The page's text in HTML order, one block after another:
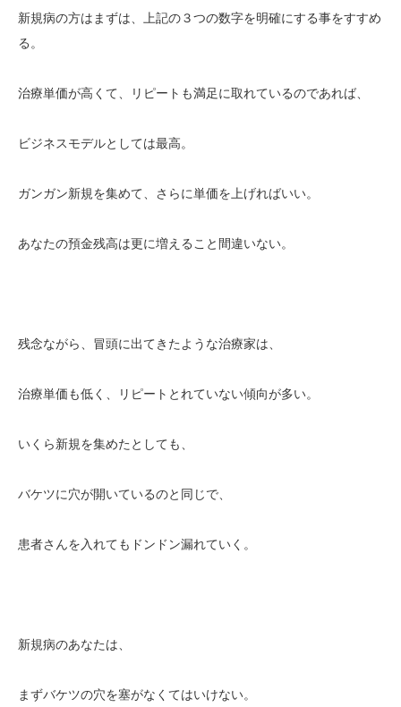
新規病の方はまずは、上記の３つの数字を明確にする事をすすめ
る。
治療単価が高くて、リピートも満足に取れているのであれば、
ビジネスモデルとしては最高。
ガンガン新規を集めて、さらに単価を上げればいい。
あなたの預金残高は更に増えること間違いない。
残念ながら、冒頭に出てきたような治療家は、
治療単価も低く、リピートとれていない傾向が多い。
いくら新規を集めたとしても、
バケツに穴が開いているのと同じで、
患者さんを入れてもドンドン漏れていく。
新規病のあなたは、
まずバケツの穴を塞がなくてはいけない。